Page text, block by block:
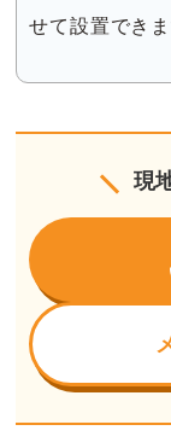
せて設置できま
現